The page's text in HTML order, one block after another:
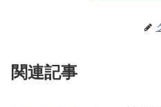
関連記事